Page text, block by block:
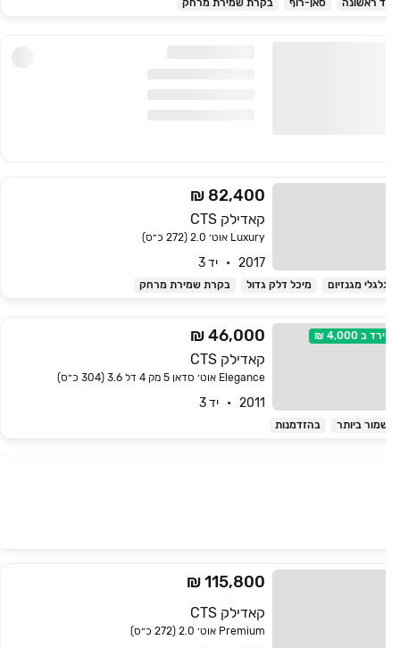
ראשונה סאן-רוף בקרת שמירת מרחק
קאדילק CTS
Luxury אוט׳ 2.0 (272 כ״ס)
2017   •   יד 3
82,400 ₪
מגנזיום מיכל דלק גדול בקרת שמירת מרחק
ירד ב 4,000 ₪
קאדילק CTS
Elegance אוט׳ סדאן 5 מק 4 דל 3.6 (304 כ״ס)
2011   •   יד 3
46,000 ₪
ביותר בהזדמנות
קאדילק CTS
Premium אוט׳ 2.0 (272 כ״ס)
115,800 ₪